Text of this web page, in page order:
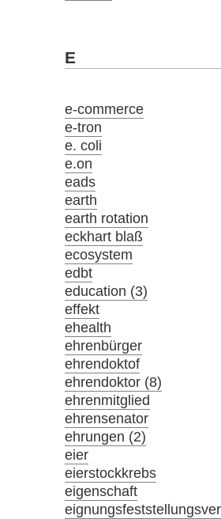
E
e-commerce
e-tron
e. coli
e.on
eads
earth
earth rotation
eckhart blaß
ecosystem
edbt
education (3)
effekt
ehealth
ehrenbürger
ehrendoktof
ehrendoktor (8)
ehrenmitglied
ehrensenator
ehrungen (2)
eier
eierstockkrebs
eigenschaft